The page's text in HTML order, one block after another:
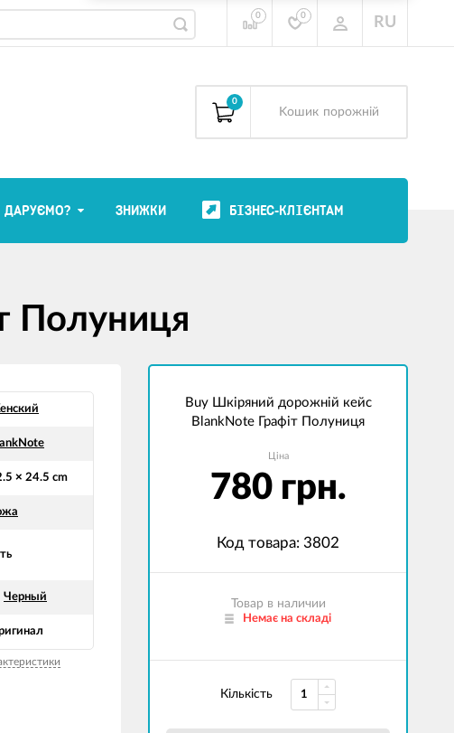
0 0 RU
0
Kошик порожній
ДАРУЄМО? ЗНИЖКИ БІЗНЕС-КЛІЄНТАМ
Полуниця
× 24.5 cm
Черный
Buy Шкіряний дорожній кейс
BlankNote Графіт Полуниця
Ціна
780 грн.
Код товара: 3802
Товар в наличии
Немає на складі
Кількість